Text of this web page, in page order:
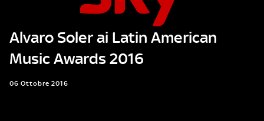
Cos’altro vedere:
PROGRAMMI SKY
Un mondo di offerte:
SKY.IT
Alvaro Soler ai Latin American
Music Awards 2016
06 Ottobre 2016